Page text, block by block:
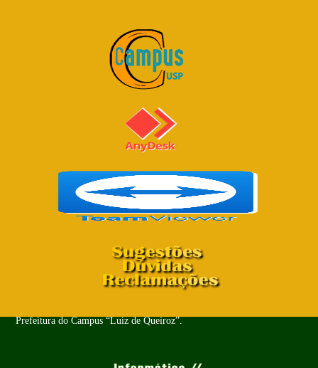
Prefeitura do Campus “Luiz de Queiroz”.